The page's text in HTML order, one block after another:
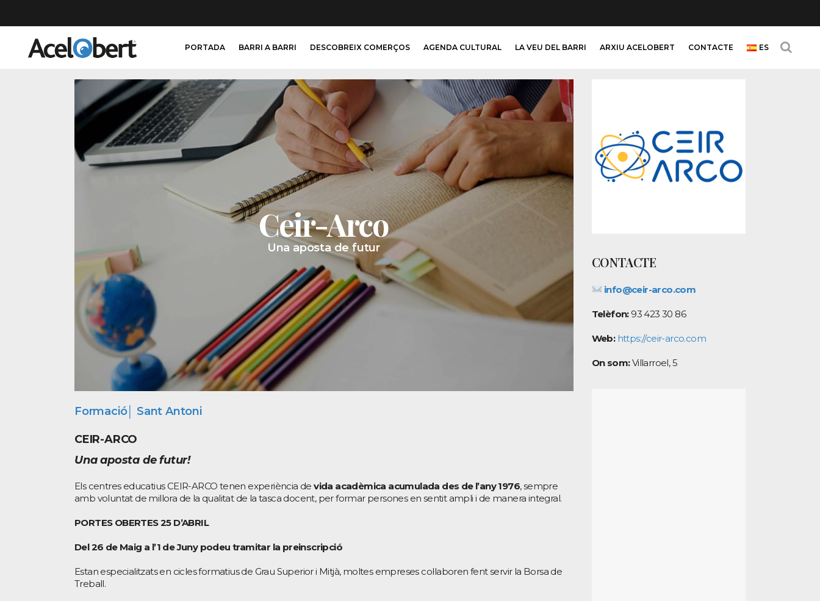
PORTADA BARRI A BARRI DESCOBREIX COMERÇOS AGENDA CULTURAL LA VEU DEL BARRI ARXIU ACELOBERT CONTACTE ES
Ceir-Arco
Una aposta de futur
Formació│ Sant Antoni
CEIR-ARCO
Una aposta de futur!
Els centres educatius CEIR-ARCO tenen experiència devida acadèmica acumulada des de l’any 1976, sempre
amb voluntat de millora de la qualitat de la tasca docent, per formar persones en sentit ampli i de manera integral.
PORTES OBERTES 25 D’ABRIL
Del 26 de Maig a l’1 de Juny podeu tramitar la preinscripció
Estan especialitzats en cicles formatius de Grau Superior i Mitjà, moltes empreses col·laboren fent servir la Borsa de
Treball.
CONTACTE
info@ceir-arco.com
Telèfon: 93 423 30 86
Web: https://ceir-arco.com
On som:Villarroel, 5